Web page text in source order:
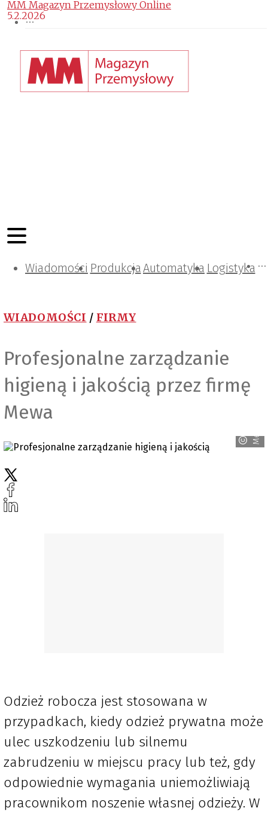
Wiadomości ProdukcjaAutomatyka Logistyka
Projektowanie i konstrukcje
Zarządzanie i IT
Tematy specjalne
WIADOMOŚCI / FIRMY
Profesjonalne zarządzanie
higieną i jakością przez firmę
Mewa
Mewa
MM Magazyn Przemysłowy Online
5.2.2026
Odzież robocza jest stosowana w
przypadkach, kiedy odzież prywatna może
ulec uszkodzeniu lub silnemu
zabrudzeniu w miejscu pracy lub też, gdy
odpowiednie wymagania uniemożliwiają
pracownikom noszenie własnej odzieży. W